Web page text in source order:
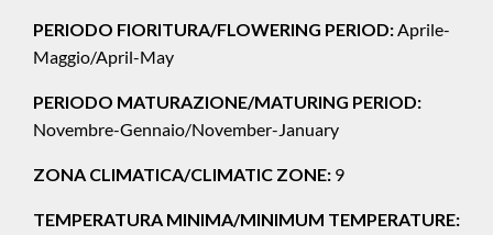
PERIODO FIORITURA/FLOWERING PERIOD:Aprile-
Maggio/April-May
PERIODO MATURAZIONE/MATURING PERIOD:
Novembre-Gennaio/November-January
ZONA CLIMATICA/CLIMATIC ZONE: 9
TEMPERATURA MINIMA/MINIMUM TEMPERATURE: